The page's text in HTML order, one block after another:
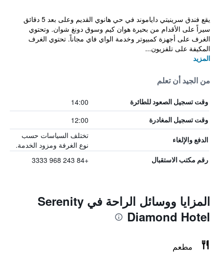
يقع فندق سرينيتي داياموند في حي هانوي القديم وعلى بعد 5 دقائق
سيراً على الأقدام من بحيرة هوان كيم وسوق دونغ شوان. وتحتوي
الغرف على أجهزة كمبيوتر وخدمة الواي فاي مجاناً. تحتوي الغرف
المكيفة على تلفزيون...
المزيد
من الجيد أن تعلم
وقت تسجيل الصعود للطائرة 14:00
وقت تسجيل المغادرة 12:00
الدفع والإلغاء
تختلف السياسات حسب
نوع الغرفة ومزود الخدمة.
رقم مكتب الاستقبال +84 243 968 3333
المزايا ووسائل الراحة في Serenity
Diamond Hotel
مطعم